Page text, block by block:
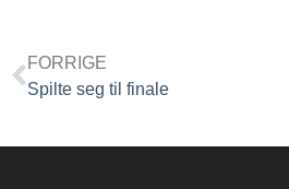
FORRIGE
Spilte seg til finale